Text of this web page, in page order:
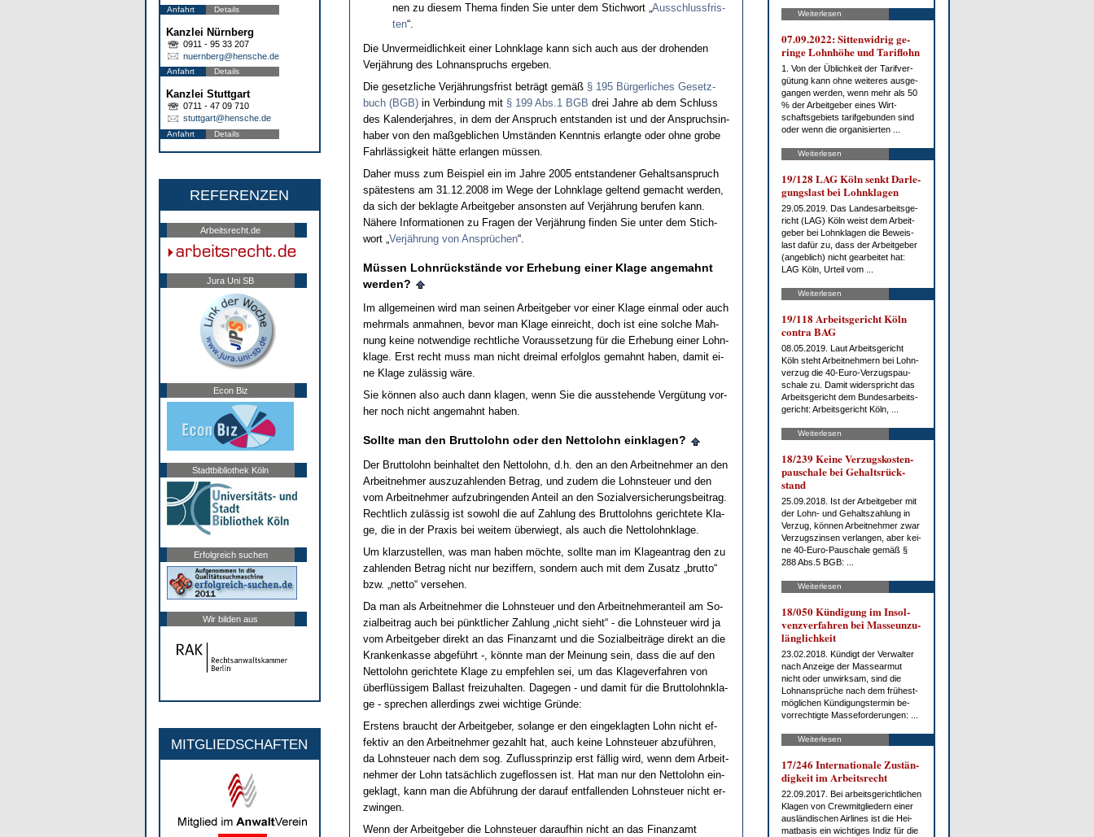
Anfahrt Details
Kanzlei Nürnberg
0911 - 95 33 207
nuernberg@hensche.de
Anfahrt Details
Kanzlei Stuttgart
0711 - 47 09 710
stuttgart@hensche.de
Anfahrt Details
REFERENZEN
Arbeitsrecht.de
Jura Uni SB
Econ Biz
Stadtbibliothek Köln
Erfolgreich suchen
Wir bilden aus
MITGLIEDSCHAFTEN
nen zu die­sem The­ma fin­den Sie un­ter dem Stich­wort „Aus­schluss­fris­
ten“.
Die Un­ver­meid­lich­keit ei­ner Lohn­kla­ge kann sich auch aus der dro­hen­den
Verjährung des Lohn­an­spruchs er­ge­ben.
Die ge­setz­li­che Verjährungs­frist beträgt gemäß § 195 Bürger­li­ches Ge­setz­
buch (BGB)in Ver­bin­dung mit § 199 Abs.1 BGB drei Jah­re ab dem Schluss
des Ka­len­der­jah­res, in dem der An­spruch ent­stan­den ist und der An­spruchs­in­
ha­ber von den maßgeb­li­chen Umständen Kennt­nis er­lang­te oder oh­ne gro­be
Fahrlässig­keit hätte er­lan­gen müssen.
Da­her muss zum Bei­spiel ein im Jah­re 2005 ent­stan­de­ner Ge­halts­an­spruch
spätes­tens am 31.12.2008 im We­ge der Lohn­kla­ge gel­tend ge­macht wer­den,
da sich der be­klag­te Ar­beit­ge­ber an­sons­ten auf Verjährung be­ru­fen kann.
Nähe­re In­for­ma­tio­nen zu Fra­gen der Verjährung fin­den Sie un­ter dem Stich­
wort „Verjährung von Ansprüchen“.
Müssen Lohnrückstände vor Er­he­bung ei­ner Kla­ge an­ge­mahnt
wer­den?
Im all­ge­mei­nen wird man sei­nen Ar­beit­ge­ber vor ei­ner Kla­ge ein­mal oder auch
mehr­mals an­mah­nen, be­vor man Kla­ge ein­reicht, doch ist ei­ne sol­che Mah­
nung kei­ne not­wen­di­ge recht­li­che Vor­aus­set­zung für die Er­he­bung ei­ner Lohn­
kla­ge. Erst recht muss man nicht drei­mal er­folg­los ge­mahnt ha­ben, da­mit ei­
ne Kla­ge zulässig wäre.
Sie können al­so auch dann kla­gen, wenn Sie die aus­ste­hen­de Vergütung vor­
her noch nicht an­ge­mahnt ha­ben.
Soll­te man den Brut­to­lohn oder den Net­to­lohn ein­kla­gen?
Der Brut­to­lohn be­inhal­tet den Net­to­lohn, d.h. den an den Ar­beit­neh­mer an den
Ar­beit­neh­mer aus­zu­zah­len­den Be­trag, und zu­dem die Lohn­steu­er und den
vom Ar­beit­neh­mer auf­zu­brin­gen­den An­teil an den So­zi­al­ver­si­che­rungs­bei­trag.
Recht­lich zulässig ist so­wohl die auf Zah­lung des Brut­to­lohns ge­rich­te­te Kla­
ge, die in der Pra­xis bei wei­tem über­wiegt, als auch die Net­to­lohn­kla­ge.
Um klar­zu­stel­len, was man ha­ben möch­te, soll­te man im Kla­ge­an­trag den zu
zah­len­den Be­trag nicht nur be­zif­fern, son­dern auch mit dem Zu­satz „brut­to“
bzw. „net­to“ ver­se­hen.
Da man als Ar­beit­neh­mer die Lohn­steu­er und den Ar­beit­neh­mer­an­teil am So­
zi­al­bei­trag auch bei pünkt­li­cher Zah­lung „nicht sieht“ - die Lohn­steu­er wird ja
vom Ar­beit­ge­ber di­rekt an das Fi­nanz­amt und die So­zi­al­beiträge di­rekt an die
Kran­ken­kas­se ab­geführt -, könn­te man der Mei­nung sein, dass die auf den
Net­to­lohn ge­rich­te­te Kla­ge zu emp­feh­len sei, um das Kla­ge­ver­fah­ren von
überflüssi­gem Bal­last frei­zu­hal­ten. Da­ge­gen - und da­mit für die Brut­to­lohn­kla­
ge - spre­chen al­ler­dings zwei wich­ti­ge Gründe:
Ers­tens braucht der Ar­beit­ge­ber, so­lan­ge er den ein­ge­klag­ten Lohn nicht ef­
fek­tiv an den Ar­beit­neh­mer ge­zahlt hat, auch kei­ne Lohn­steu­er ab­zuführen,
da Lohn­steu­er nach dem sog. Zu­fluss­prin­zip erst fällig wird, wenn dem Ar­beit­
neh­mer der Lohn tatsächlich zu­ge­flos­sen ist. Hat man nur den Net­to­lohn ein­
ge­klagt, kann man die Abführung der dar­auf ent­fal­len­den Lohn­steu­er nicht er­
zwin­gen.
Wenn der Ar­beit­ge­ber die Lohn­steu­er dar­auf­hin nicht an das Fi­nanz­amt
Weiterlesen
07.09.2022: Sit­ten­wid­rig ge­
rin­ge Lohn­hö­he und Ta­rif­lohn
1. Von der Üb­lich­keit der Ta­rif­ver­
gü­tung kann oh­ne wei­te­res aus­ge­
gan­gen wer­den, wenn mehr als 50
% der Ar­beit­ge­ber ei­nes Wirt­
schafts­ge­biets ta­rif­ge­bun­den sind
oder wenn die or­ga­ni­sier­ten ...
Weiterlesen
19/128 LAG Köln senkt Dar­le­
gungs­last bei Lohn­kla­gen
29.05.2019. Das Lan­des­ar­beits­ge­
richt (LAG) Köln weist dem Ar­beit­
ge­ber bei Lohn­kla­gen die Be­weis­
last da­für zu, dass der Ar­beit­ge­ber
(an­geb­lich) nicht ge­ar­bei­tet hat:
LAG Köln, Ur­teil vom ...
Weiterlesen
19/118 Ar­beits­ge­richt Köln
con­tra BAG
08.05.2019. Laut Ar­beits­ge­richt
Köln steht Ar­beit­neh­mern bei Lohn­
ver­zug die 40-Eu­ro-Ver­zug­s­pau­
scha­le zu. Da­mit wi­der­spricht das
Ar­beits­ge­richt dem Bun­des­ar­beits­
ge­richt: Ar­beits­ge­richt Köln, ...
Weiterlesen
18/239 Kei­ne Ver­zugs­kos­ten­
pau­scha­le bei Ge­halts­rück­
stand
25.09.2018. Ist der Ar­beit­ge­ber mit
der Lohn- und Ge­halts­zah­lung in
Ver­zug, kön­nen Ar­beit­neh­mer zwar
Ver­zugs­zin­sen ver­lan­gen, aber kei­
ne 40-Eu­ro-Pau­scha­le ge­mäß §
288 Abs.5 BGB: ...
Weiterlesen
18/050 Kün­di­gung im In­sol­
venz­ver­fah­ren bei Mas­seun­zu­
läng­lich­keit
23.02.2018. Kün­digt der Ver­wal­ter
nach An­zei­ge der Mas­se­ar­mut
nicht oder un­wirk­sam, sind die
Lohn­an­sprü­che nach dem frü­hest­
mög­li­chen Kün­di­gungs­ter­min be­
vor­rech­tig­te Mas­se­for­de­run­gen: ...
Weiterlesen
17/246 In­ter­na­tio­na­le Zu­stän­
dig­keit im Ar­beits­recht
22.09.2017. Bei ar­beits­ge­richt­li­chen
Kla­gen von Crew­mit­glie­dern ei­ner
aus­län­di­schen Air­lines ist die Hei­
mat­ba­sis ein wich­ti­ges In­diz für die